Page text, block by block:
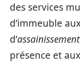
des services
d’immeuble
d’assainissement
présence et